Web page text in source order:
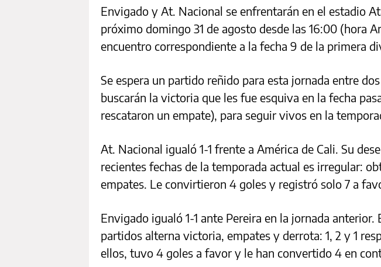
Envigado y At. Nacional se enfrentarán en el estadio
próximo domingo 31 de agosto desde las 16:00 (hora
encuentro correspondiente a la fecha 9 de la primera
Se espera un partido reñido para esta jornada entre
buscarán la victoria que les fue esquiva en la fecha
rescataron un empate), para seguir vivos en la
At. Nacional igualó 1-1 frente a América de Cali. Su
recientes fechas de la temporada actual es irregular:
empates. Le convirtieron 4 goles y registró solo 7 a
Envigado igualó 1-1 ante Pereira en la jornada anterior.
partidos alterna victoria, empates y derrota: 1, 2 y 1
ellos, tuvo 4 goles a favor y le han convertido 4 en